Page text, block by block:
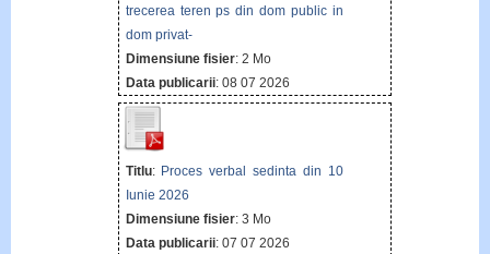
trecerea teren ps din dom public in
dom privat-
Dimensiune fisier: 2 Mo
Data publicarii: 08 07 2026
Titlu: Proces verbal sedinta din 10
Iunie 2026
Dimensiune fisier: 3 Mo
Data publicarii: 07 07 2026